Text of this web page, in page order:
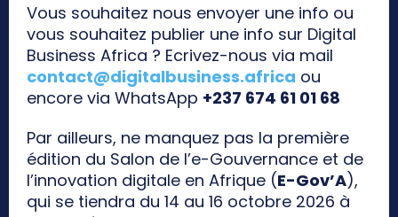
Vous souhaitez nous envoyer une info ou
vous souhaitez publier une info sur Digital
Business Africa ? Ecrivez-nous via mail
contact@digitalbusiness.africa ou
encore via WhatsApp +237 674 61 01 68
Par ailleurs, ne manquez pas la première
édition du Salon de l’e-Gouvernance et de
l’innovation digitale en Afrique (E-Gov’A),
qui se tiendra du 14 au 16 octobre 2026 à